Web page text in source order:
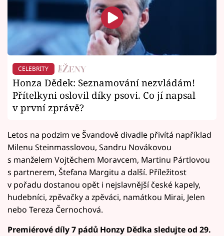
CELEBRITY
Honza Dědek: Seznamování nezvládám!
Přítelkyni oslovil díky psovi. Co jí napsal
v první zprávě?
Letos na podzim ve Švandově divadle přivítá například
Milenu Steinmasslovou, Sandru Novákovou
s manželem Vojtěchem Moravcem, Martinu Pártlovou
s partnerem, Štefana Margitu a další. Příležitost
v pořadu dostanou opět i nejslavnější české kapely,
hudebníci, zpěvačky a zpěváci, namátkou Mirai, Jelen
nebo Tereza Černochová.
Premiérové díly 7 pádů Honzy Dědka sledujte od 29.